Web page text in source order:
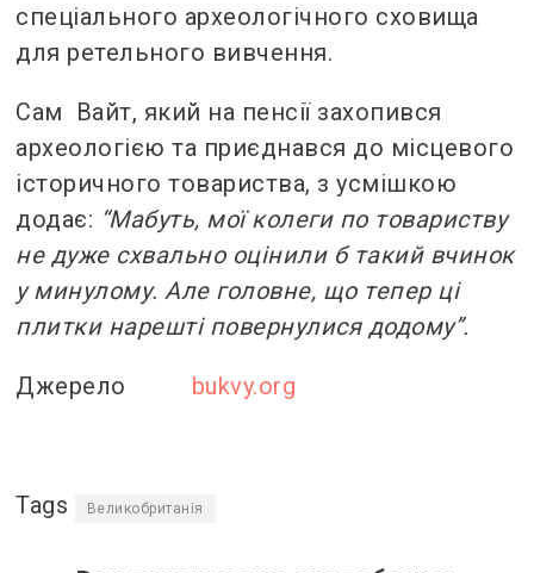
спеціального археологічного сховища
для ретельного вивчення.
Сам Вайт, який на пенсії захопився
археологією та приєднався до місцевого
історичного товариства, з усмішкою
додає: “Мабуть, мої колеги по товариству
не дуже схвально оцінили б такий вчинок
у минулому. Але головне, що тепер ці
плитки нарешті повернулися додому”.
Джерело bukvy.org
Tags Великобританія